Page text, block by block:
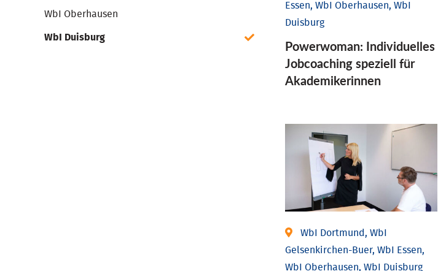
WbI Oberhausen
WbI Duisburg
Essen, WbI Oberhausen, WbI
Duisburg
Powerwoman: Individu­elles
Job­coaching speziell für
Aka­demiker­innen
WbI Dortmund, WbI
Gelsenkirchen-Buer, WbI Essen,
WbI Oberhausen, WbI Duisburg